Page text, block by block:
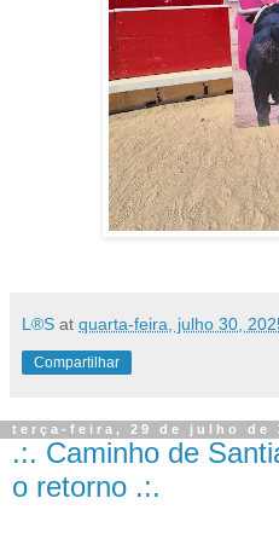
L®S at quarta-feira, julho 30,
Compartilhar
terça-feira, 29 de julho de
.:. Caminho de
o retorno .:.